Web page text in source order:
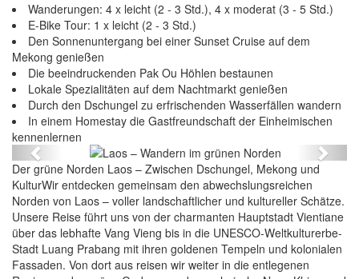
Wanderungen: 4 x leicht (2 - 3 Std.), 4 x moderat (3 - 5 Std.)
E-Bike Tour: 1 x leicht (2 - 3 Std.)
Den Sonnenuntergang bei einer Sunset Cruise auf dem
Mekong genießen
Die beeindruckenden Pak Ou Höhlen bestaunen
Lokale Spezialitäten auf dem Nachtmarkt genießen
Durch den Dschungel zu erfrischenden Wasserfällen wandern
In einem Homestay die Gastfreundschaft der Einheimischen
kennenlernen
Laos – Wandern im grünen Norden
Previous Next
Der grüne Norden Laos – Zwischen Dschungel, Mekong und
KulturWir entdecken gemeinsam den abwechslungsreichen
Norden von Laos – voller landschaftlicher und kultureller Schätze.
Unsere Reise führt uns von der charmanten Hauptstadt Vientiane
über das lebhafte Vang Vieng bis in die UNESCO-Weltkulturerbe-
Stadt Luang Prabang mit ihren goldenen Tempeln und kolonialen
Fassaden. Von dort aus reisen wir weiter in die entlegenen